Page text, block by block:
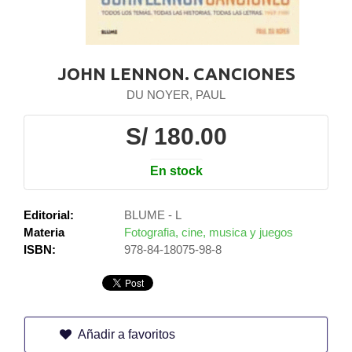
JOHN LENNON. CANCIONES
DU NOYER, PAUL
S/ 180.00
En stock
Editorial:
BLUME - L
Materia
Fotografia, cine, musica y juegos
ISBN:
978-84-18075-98-8
Añadir a favoritos